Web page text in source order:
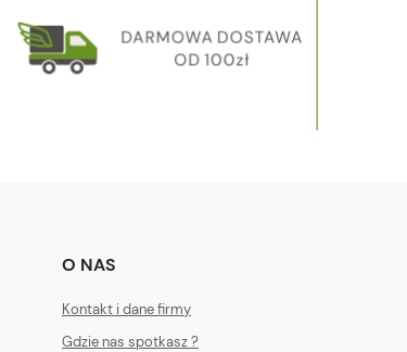
O NAS
Kontakt i dane firmy
Gdzie nas spotkasz ?